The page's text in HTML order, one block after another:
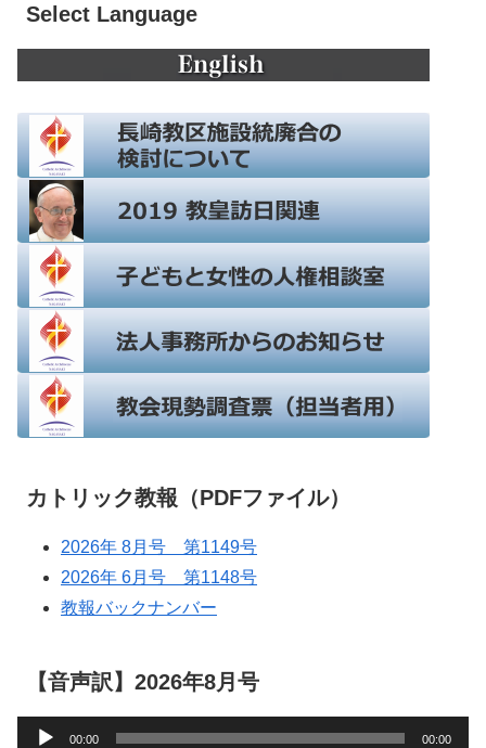
Select Language
カトリック教報（PDFファイル）
2026年 8月号 第1149号
2026年 6月号 第1148号
教報バックナンバー
【音声訳】2026年8月号
00:00 00:00